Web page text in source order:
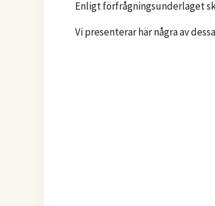
Enligt förfrågningsunderlaget
Vi presenterar här några av